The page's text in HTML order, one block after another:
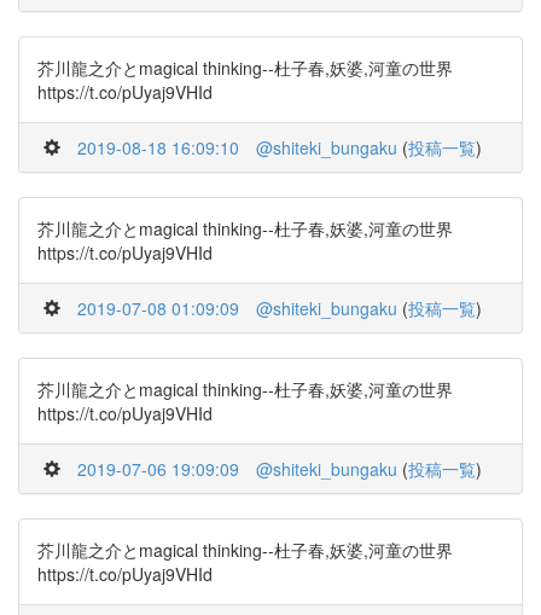
芥川龍之介とmagical thinking--杜子春,妖婆,河童の世界
https://t.co/pUyaj9VHId
2019-08-18 16:09:10 @shiteki_bungaku (投稿一覧)
芥川龍之介とmagical thinking--杜子春,妖婆,河童の世界
https://t.co/pUyaj9VHId
2019-07-08 01:09:09 @shiteki_bungaku (投稿一覧)
芥川龍之介とmagical thinking--杜子春,妖婆,河童の世界
https://t.co/pUyaj9VHId
2019-07-06 19:09:09 @shiteki_bungaku (投稿一覧)
芥川龍之介とmagical thinking--杜子春,妖婆,河童の世界
https://t.co/pUyaj9VHId